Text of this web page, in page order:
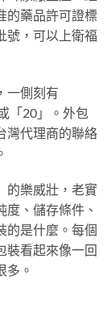
的藥品許可證標
號，可以上衛福
一側刻有
「20」。外包
灣代理商的聯絡
的樂威壯，老實
、儲存條件、
的是什麼。每個
裝看起來像一回
多。